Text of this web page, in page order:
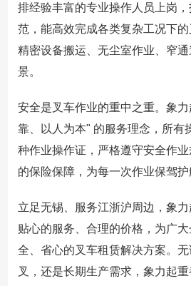
排经验丰富的专业操作人员上岗
范，能高效完成各类复杂工况下
精密设备搬运、无尘室作业、窄
景。
安全是叉车作业的重中之重。象
靠、以人为本" 的服务理念，所有
种作业操作证，严格遵守安全作
的保险保障，为每一次作业保驾护
立足无锡、服务江浙沪周边，象力
贴心的服务、合理的价格，为广
全、省心的叉车租赁解决方案。
叉，还是长期生产需求，象力起